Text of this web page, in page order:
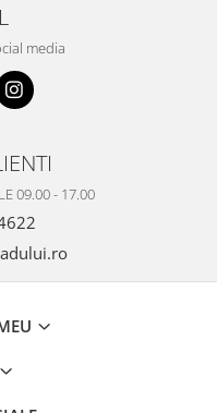
media
09.00 - 17.00